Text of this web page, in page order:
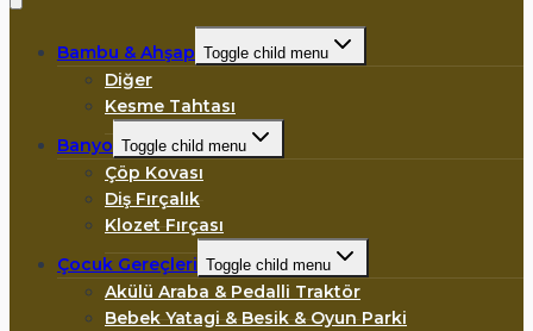
Bambu & Ahşap Toggle child menu
Diğer
Kesme Tahtası
Banyo Toggle child menu
Çöp Kovası
Diş Fırçalık
Klozet Fırçası
Çocuk Gereçleri Toggle child menu
Akülü Araba & Pedalli Traktör
Bebek Yatagi & Besik & Oyun Parki